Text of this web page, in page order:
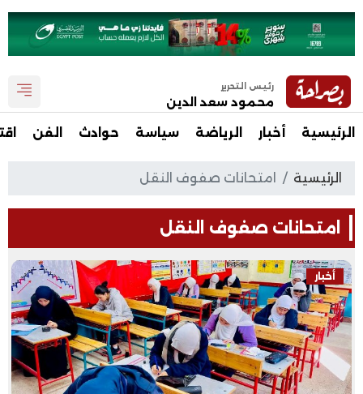
رئيس التحرير
محمود سعد الدين
الرئيسية أخبار الرياضة سياسة حوادث الفن
الرئيسية امتحانات صفوف النقل
امتحانات صفوف النقل
أخبار